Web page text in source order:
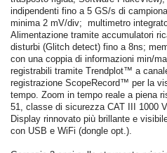
indipendenti fino a 5 GS/s di
minima 2 mV/div; multimetro
Alimentazione tramite accumulatori
disturbi (Glitch detect) fino a 8ns;
con una coppia di informazioni min/
registrabili tramite Trendplot™ a
registrazione ScopeRecord™ per la
tempo. Zoom in tempo reale a piena
51, classe di sicurezza CAT III 1000
Display rinnovato più brillante e
con USB e WiFi (dongle opt.).